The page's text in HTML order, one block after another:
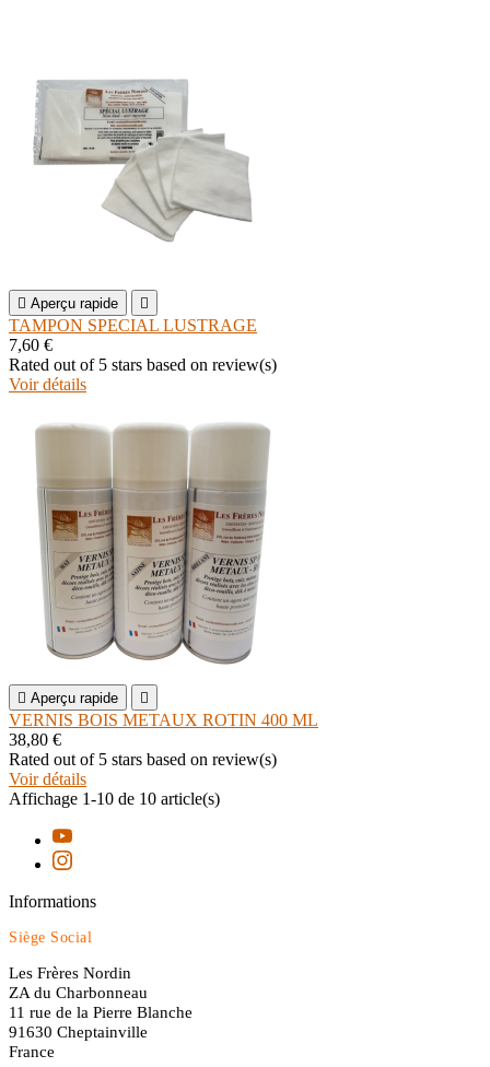
 Aperçu rapide 
TAMPON SPECIAL LUSTRAGE
7,60 €
Rated out of 5 stars based on review(s)
Voir détails
 Aperçu rapide 
VERNIS BOIS METAUX ROTIN 400 ML
38,80 €
Rated out of 5 stars based on review(s)
Voir détails
Affichage 1-10 de 10 article(s)
Informations
Siège Social
Les Frères Nordin
ZA du Charbonneau
11 rue de la Pierre Blanche
91630 Cheptainville
France